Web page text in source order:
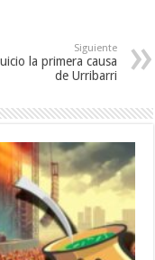
Siguiente
la primera causa
de Urribarri